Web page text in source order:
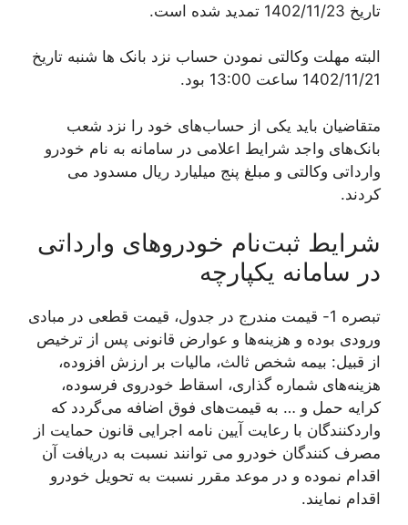
تاریخ 1402/11/23 تمدید شده است.
البته مهلت وکالتی نمودن حساب نزد بانک ها شنبه تاریخ
1402/11/21 ساعت 13:00 بود.
متقاضیان باید یکی از حساب‌های خود را نزد شعب
بانک‌های واجد شرایط اعلامی در سامانه به نام خودرو
وارداتی وکالتی و مبلغ پنج میلیارد ریال مسدود می
کردند.
شرایط ثبت‌نام خودروهای وارداتی
در سامانه یکپارچه
تبصره 1- قیمت مندرج در جدول، قیمت قطعی در مبادی
ورودی بوده و هزینه‌ها و عوارض قانونی پس از ترخیص
از قبیل: بیمه شخص ثالث، مالیات بر ارزش افزوده،
هزینه‌های شماره گذاری، اسقاط خودروی فرسوده،
کرایه حمل و … به قیمت‌های فوق اضافه می‌گردد که
واردکنندگان با رعایت آیین نامه اجرایی قانون حمایت از
مصرف کنندگان خودرو می توانند نسبت به دریافت آن
اقدام نموده و در موعد مقرر نسبت به تحویل خودرو
اقدام نمایند.